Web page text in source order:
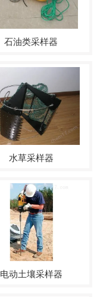
石油类采样器
水草采样器
电动土壤采样器